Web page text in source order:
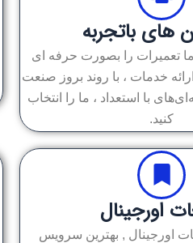
های باتجربه
تعمیرات را بصورت حرفه ای
خدمات ، با روند بروز صنعت
با استعداد ، ما را انتخاب
کنید.
اورجینال
اورجینال , بهترین سرویس